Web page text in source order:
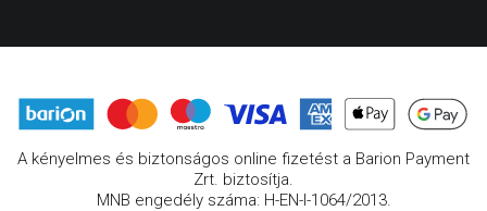
A kényelmes és biztonságos online fizetést a Barion Payment
Zrt. biztosítja.
MNB engedély száma: H-EN-I-1064/2013.